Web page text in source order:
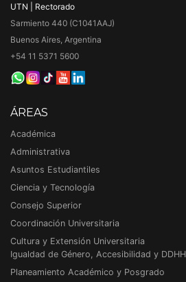
UTN | Rectorado
Sarmiento 440 (C1041AAJ)
Buenos Aires, Argentina
+54 11 5371 5600
ÁREAS
Académica
Administrativa
Asuntos Estudiantiles
Ciencia y Tecnología
Consejo Superior
Coordinación Universitaria
Cultura y Extensión Universitaria
Igualdad de Género, Accesibilidad y DDHH
Planeamiento Académico y Posgrado